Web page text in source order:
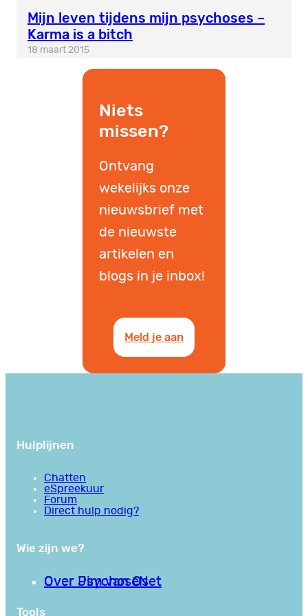
Mijn leven tijdens mijn psychoses –
Karma is a bitch
18 maart 2015
Niets
missen?
Ontvang
wekelijks onze
nieuwsbrief met
de nieuwste
artikelen en
blogs in je inbox!
Meld je aan
Hulplijnen
Chatten
eSpreekuur
Forum
Direct hulp nodig?
Wie zijn we?
Over PsychoseNet
Over Jim van Os
Tools